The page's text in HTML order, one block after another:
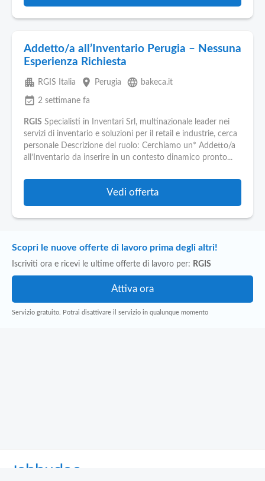
Addetto/a all’Inventario Perugia – Nessuna
Esperienza Richiesta
apartment RGIS Italia place Perugia language bakeca.it
event_available 2 settimane fa
RGIS Specialisti in Inventari Srl, multinazionale leader nei
servizi di inventario e soluzioni per il retail e industrie, cerca
personale Descrizione del ruolo: Cerchiamo un* Addetto/a
all’Inventario da inserire in un contesto dinamico pronto...
Vedi offerta
Scopri le nuove offerte di lavoro prima degli altri!
Iscriviti ora e ricevi le ultime offerte di lavoro per: RGIS
Servizio gratuito. Potrai disattivare il servizio in qualunque momento
Jobbydoo